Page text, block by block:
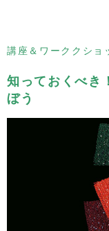
講座＆ワーククショ
知っておくべき
ぼう